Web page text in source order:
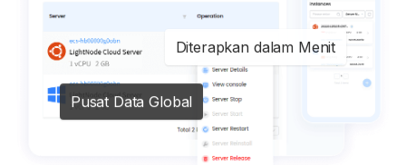
Diterapkan dalam Menit
Pusat Data Global